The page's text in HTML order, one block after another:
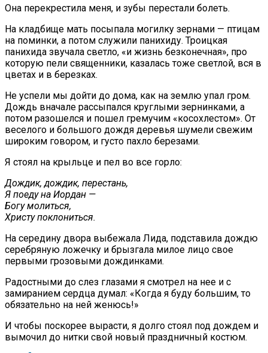
Она перекрестила меня, и зубы перестали болеть.
На кладбище мать посыпала могилку зернами — птицам
на поминки, а потом служили панихиду. Троицкая
панихида звучала светло, «и жизнь безконечная», про
которую пели священники, казалась тоже светлой, вся в
цветах и в березках.
Не успели мы дойти до дома, как на землю упал гром.
Дождь вначале рассыпался круглыми зернинками, а
потом разошелся и пошел гремучим «косохлестом». От
веселого и большого дождя деревья шумели свежим
широким говором, и густо пахло березами.
Я стоял на крыльце и пел во все горло:
Дождик, дождик, перестань,
Я поеду на Иордан —
Богу молиться,
Христу поклониться.
На середину двора выбежала Лида, подставила дождю
серебряную ложечку и брызгала милое лицо свое
первыми грозовыми дождинками.
Радостными до слез глазами я смотрел на нее и с
замиранием сердца думал: «Когда я буду большим, то
обязательно на ней женюсь!»
И чтобы поскорее вырасти, я долго стоял под дождем и
вымочил до нитки свой новый праздничный костюм.